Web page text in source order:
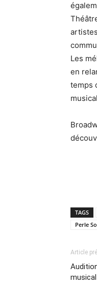
Les
en
temps
TAGS
Perle
Article
musical